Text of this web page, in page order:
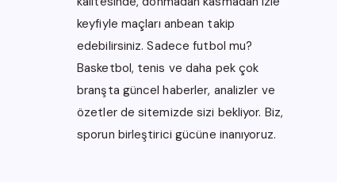
keyfiyle maçları anbean takip
edebilirsiniz. Sadece futbol mu?
Basketbol, tenis ve daha pek çok
branşta güncel haberler, analizler ve
özetler de sitemizde sizi bekliyor. Biz,
sporun birleştirici gücüne inanıyoruz.